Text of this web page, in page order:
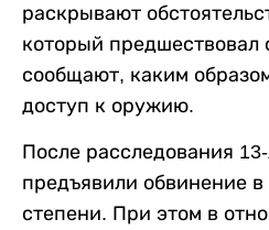
раскрывают
который предшествовал
сообщают, каким
доступ к оружию.
После расследования
предъявили обвинение в
степени. При этом в